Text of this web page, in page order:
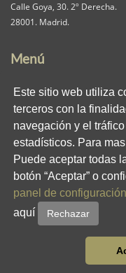
Este sitio web utiliza
terceros con la
navegación y el
estadísticos. Para
Puede aceptar todas
botón “Aceptar” o
panel de configuración
aquí
Rechazar
Calle Goya, 30. 2º Derecha.
28001. Madrid.
Menú
Nuestra Firma
Contacta
RB en los medios
Aviso Legal
Redes Sociales